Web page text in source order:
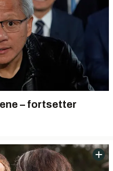
– fortsetter